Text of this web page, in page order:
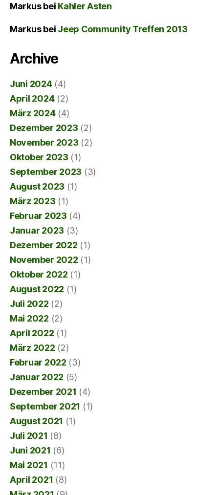
Markusbei Kahler Asten
Markusbei Jeep Community Treffen 2013
Archive
Juni 2024(4)
April 2024(2)
März 2024(4)
Dezember 2023 (2)
November 2023 (2)
Oktober 2023 (1)
September 2023 (3)
August 2023 (1)
März 2023 (1)
Februar 2023 (4)
Januar 2023 (3)
Dezember 2022 (1)
November 2022 (1)
Oktober 2022 (1)
August 2022 (1)
Juli 2022 (2)
Mai 2022 (2)
April 2022 (1)
März 2022 (2)
Februar 2022 (3)
Januar 2022 (5)
Dezember 2021 (4)
September 2021 (1)
August 2021 (1)
Juli 2021 (8)
Juni 2021 (6)
Mai 2021 (11)
April 2021 (8)